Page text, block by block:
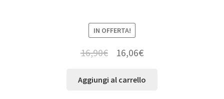
IN OFFERTA!
16,90€ 16,06€
Aggiungi al carrello